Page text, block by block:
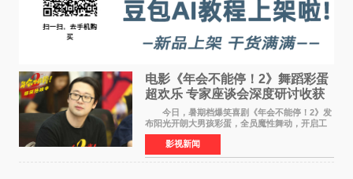
电影《年会不能停！2》舞蹈彩蛋
超欢乐 专家座谈会深度研讨收获
满满
今日，暑期档爆笑喜剧《年会不能停！2》发
布阳光开朗大男孩彩蛋，全员魔性舞动，开启工
位狂欢模式。影片于昨日同步举办专家座谈会，
导演董润年、总制片人应萝佳出席现场，与一众
业内、学界专家
影视新闻